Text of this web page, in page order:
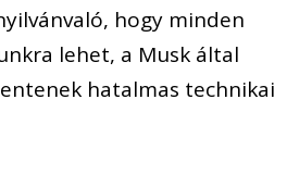
hogy minden
lehet, a Musk által
hatalmas technikai